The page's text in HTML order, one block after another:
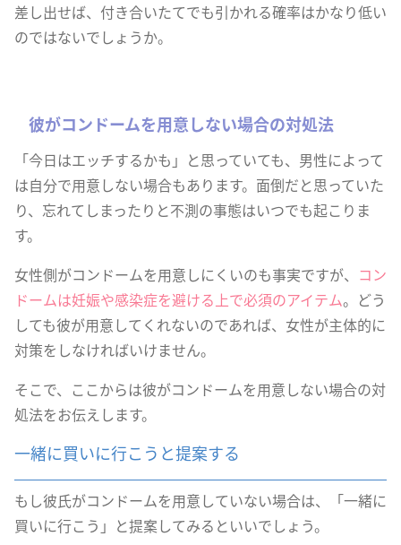
差し出せば、付き合いたてでも引かれる確率はかなり低い
のではないでしょうか。
彼がコンドームを用意しない場合の対処法
「今日はエッチするかも」と思っていても、男性によって
は自分で用意しない場合もあります。面倒だと思っていた
り、忘れてしまったりと不測の事態はいつでも起こりま
す。
女性側がコンドームを用意しにくいのも事実ですが、 コン
ドームは妊娠や感染症を避ける上で必須のアイテム。どう
しても彼が用意してくれないのであれば、女性が主体的に
対策をしなければいけません。
そこで、ここからは彼がコンドームを用意しない場合の対
処法をお伝えします。
一緒に買いに行こうと提案する
もし彼氏がコンドームを用意していない場合は、「一緒に
買いに行こう」と提案してみるといいでしょう。